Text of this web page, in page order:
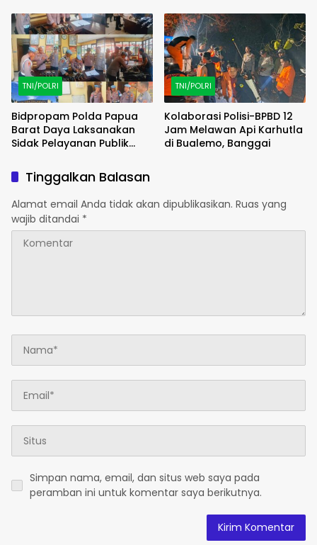
Debu
TNI/POLRI
Bidpropam Polda Papua
Barat Daya Laksanakan
Sidak Pelayanan Publik
di Polsek Salawati
TNI/POLRI
Kolaborasi Polisi-BPBD 12
Jam Melawan Api Karhutla
di Bualemo, Banggai
Tinggalkan Balasan
Alamat email Anda tidak akan dipublikasikan. Ruas yang
wajib ditandai *
Simpan nama, email, dan situs web saya pada
peramban ini untuk komentar saya berikutnya.